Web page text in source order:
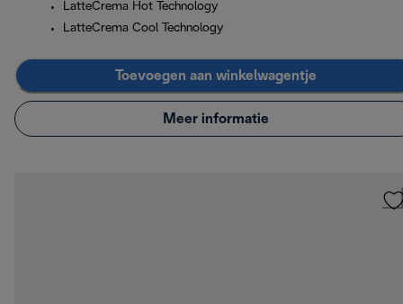
LatteCrema Hot Technology
LatteCrema Cool Technology
Toevoegen aan winkelwagentje
Meer informatie